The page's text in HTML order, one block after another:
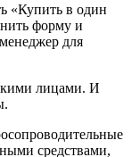
«Купить в один
форму и
для
лицами. И
средствами,